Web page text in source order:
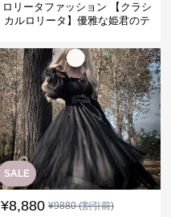
ロリータファッション 【クラシ
カルロリータ】優雅な姫君のテ
SALE
¥8,880 ¥9880(割引前)